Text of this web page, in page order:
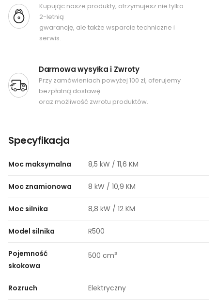
Kupując nasze produkty, otrzymujesz nie tylko
2-letnią
gwarancję, ale także wsparcie techniczne i
serwis.
Darmowa wysyłka i Zwroty
Przy zamówieniach powyżej 100 zł, oferujemy
bezpłatną dostawę
oraz możliwość zwrotu produktów.
Specyfikacja
Moc maksymalna 8,5 kW / 11,6 KM
Moc znamionowa 8 kW / 10,9 KM
Moc silnika 8,8 kW / 12 KM
Model silnika R500
Pojemność
skokowa
500 cm³
Rozruch Elektryczny